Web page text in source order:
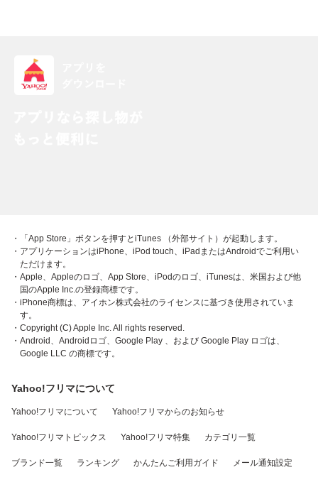
・「App Store」ボタンを押すとiTunes （外部サイト）が起動します。
・アプリケーションはiPhone、iPod touch、iPadまたはAndroidでご利用い
ただけます。
・Apple、Appleのロゴ、App Store、iPodのロゴ、iTunesは、米国および他
国のApple Inc.の登録商標です。
・iPhone商標は、アイホン株式会社のライセンスに基づき使用されていま
す。
・Copyright (C) Apple Inc. All rights reserved.
・Android、Androidロゴ、Google Play 、および Google Play ロゴは、
Google LLC の商標です。
Yahoo!フリマについて
Yahoo!フリマについて Yahoo!フリマからのお知らせ
Yahoo!フリマトピックス Yahoo!フリマ特集 カテゴリ一覧
ブランド一覧 ランキング かんたんご利用ガイド メール通知設定